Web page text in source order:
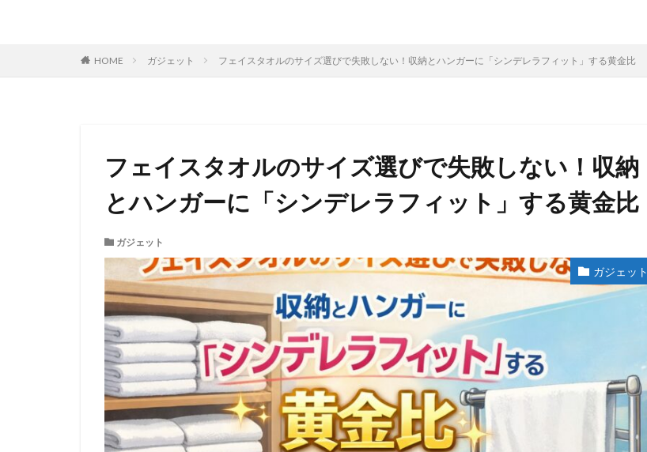
HOME ガジェット フェイスタオルのサイズ選びで失敗しない！収納とハンガーに「シンデレラフィット」する黄金比
フェイスタオルのサイズ選びで失敗しない！収納
とハンガーに「シンデレラフィット」する黄金比
ガジェット
ガジェット